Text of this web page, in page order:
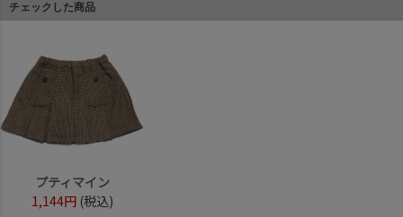
チェックした商品
プティマイン
1,144円 (税込)